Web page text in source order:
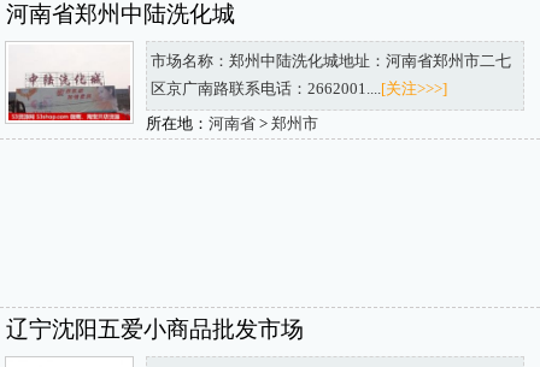
河南省郑州中陆洗化城
市场名称：郑州中陆洗化城地址：河南省郑州市二七
区京广南路联系电话：2662001....[关注>>>]
所在地： 河南省> 郑州市
辽宁沈阳五爱小商品批发市场